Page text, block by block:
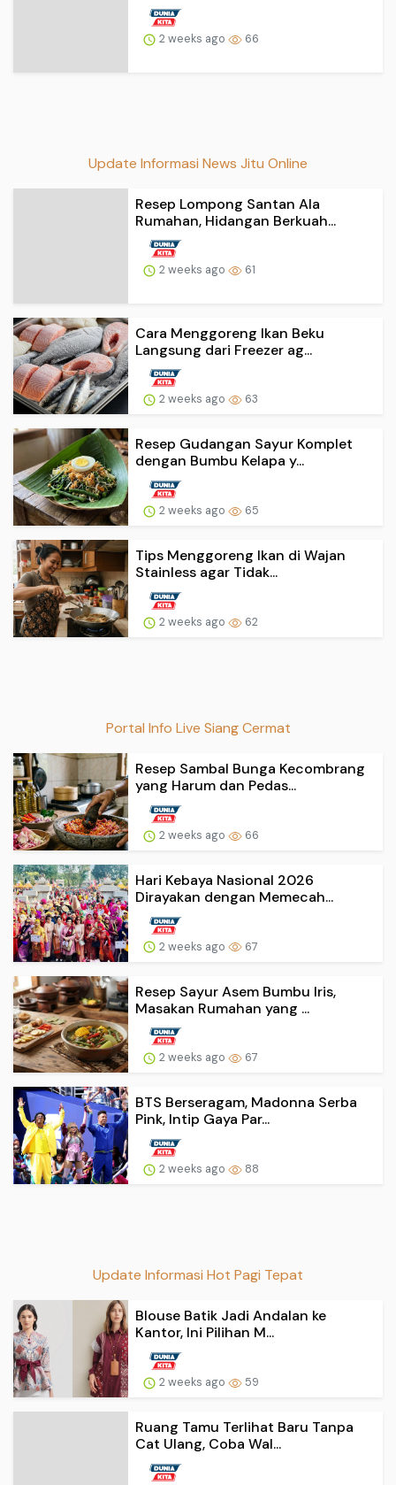
2 weeks ago 66
Update Informasi News Jitu Online
Resep Lompong Santan Ala
Rumahan, Hidangan Berkuah...
2 weeks ago 61
Cara Menggoreng Ikan Beku
Langsung dari Freezer ag...
2 weeks ago 63
Resep Gudangan Sayur Komplet
dengan Bumbu Kelapa y...
2 weeks ago 65
Tips Menggoreng Ikan di Wajan
Stainless agar Tidak...
2 weeks ago 62
Portal Info Live Siang Cermat
Resep Sambal Bunga Kecombrang
yang Harum dan Pedas...
2 weeks ago 66
Hari Kebaya Nasional 2026
Dirayakan dengan Memecah...
2 weeks ago 67
Resep Sayur Asem Bumbu Iris,
Masakan Rumahan yang ...
2 weeks ago 67
BTS Berseragam, Madonna Serba
Pink, Intip Gaya Par...
2 weeks ago 88
Update Informasi Hot Pagi Tepat
Blouse Batik Jadi Andalan ke
Kantor, Ini Pilihan M...
2 weeks ago 59
Ruang Tamu Terlihat Baru Tanpa
Cat Ulang, Coba Wal...